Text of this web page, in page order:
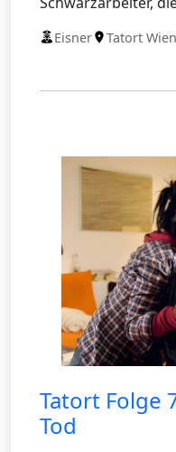
Eisner Tatort Wien
Tatort Folge
Tod